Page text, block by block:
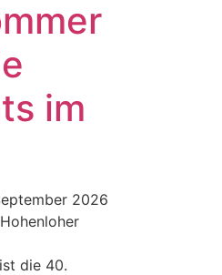
im
2026
die 40.